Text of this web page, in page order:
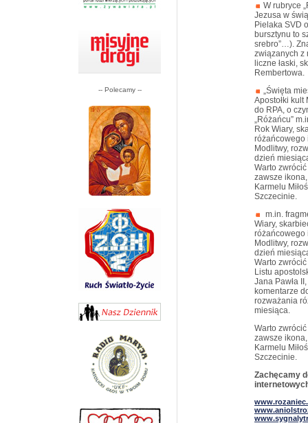
-- Polecamy --
W rubryce
Jezusa w
Pielaka SVD
bursztynu to
srebro”…).
związanych z
liczne łaski,
Rembertowa.
„Święta
Apostołki kult
do RPA, o
„Różańcu”
Rok Wiary,
różańcowego
Modlitwy,
dzień
Warto
zawsze
Karmelu
Szczecinie.
m.in.
Wiary,
różańcowego
Modlitwy,
dzień
Warto
Listu
Jana Pawła
komentarze
rozważania
miesiąca.
Warto
zawsze
Karmelu
Szczecinie.
Zachęcamy